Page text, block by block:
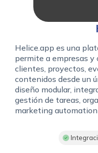
Helice.app es una
permite a empresas
clientes, proyectos,
contenidos desde un
diseño modular,
gestión de tareas,
marketing automation